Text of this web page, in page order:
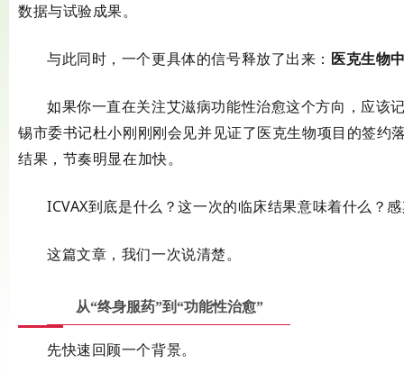
数据与试验成果。
与此同时，一个更具体的信号释放了出来： 医克生物
如果你一直在关注艾滋病功能性治愈这个方向，应该
锡市委书记杜小刚刚刚会见并见证了医克生物项目的签约
结果，节奏明显在加快。
ICVAX到底是什么？这一次的临床结果意味着什么？
这篇文章，我们一次说清楚。
从“终身服药”到“功能性治愈”
先快速回顾一个背景。